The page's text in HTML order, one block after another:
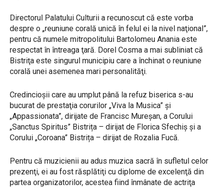
Directorul Palatului Culturii a recunoscut că este vorba
despre o „reuniune corală unică în felul ei la nivel naţional”,
pentru că numele mitropolitului Bartolomeu Anania este
respectat în întreaga ţară. Dorel Cosma a mai subliniat că
Bistriţa este singurul municipiu care a închinat o reuniune
corală unei asemenea mari personalităţi.
Credincioşii care au umplut până la refuz biserica s-au
bucurat de prestaţia corurilor „Viva la Musica” și
„Appassionata”, dirijate de Francisc Mureșan, a Corului
„Sanctus Spiritus” Bistrița – dirijat de Florica Sfechiș şi a
Corului „Coroana” Bistrița – dirijat de Rozalia Fucă.
Pentru că muzicienii au adus muzica sacră în sufletul celor
prezenţi, ei au fost răsplătiţi cu diplome de excelenţă din
partea organizatorilor, acestea fiind înmânate de actriţa